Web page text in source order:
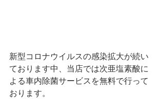
新型コロナウイルスの感染拡大が続い
ております中、当店では次亜塩素酸に
よる車内除菌サービスを無料で行って
おります。